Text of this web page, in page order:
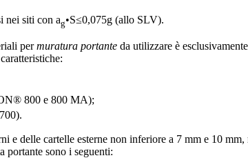
nei siti con ag•S≤0,075g (allo SLV).
permuratura portante da utilizzare è
800 e 800 MA);
e delle cartelle esterne non inferiore a 7 mm e 10
portante sono i seguenti: